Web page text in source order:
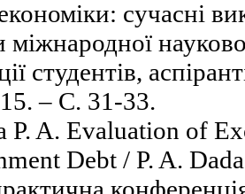
сучасні
міжнародної
студентів,
– С. 31-33.
P. A. Evaluation of
Debt / P. A.